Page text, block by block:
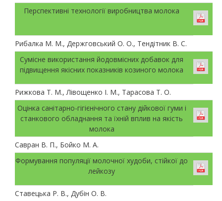
Перспективні технології виробництва молока
Рибалка М. М., Держговський О. О., Тендітник В. С.
Сумісне використання йодовмісних добавок для
підвищення якісних показників козиного молока
Рижкова Т. М., Лівощенко І. М., Тарасова Т. О.
Оцінка санітарно-гігієнічного стану дійкової гуми і
станкового обладнання та їхній вплив на якість
молока
Савран В. П., Бойко М. А.
Формування популяції молочної худоби, стійкої до
лейкозу
Ставецька Р. В., Дубін О. В.